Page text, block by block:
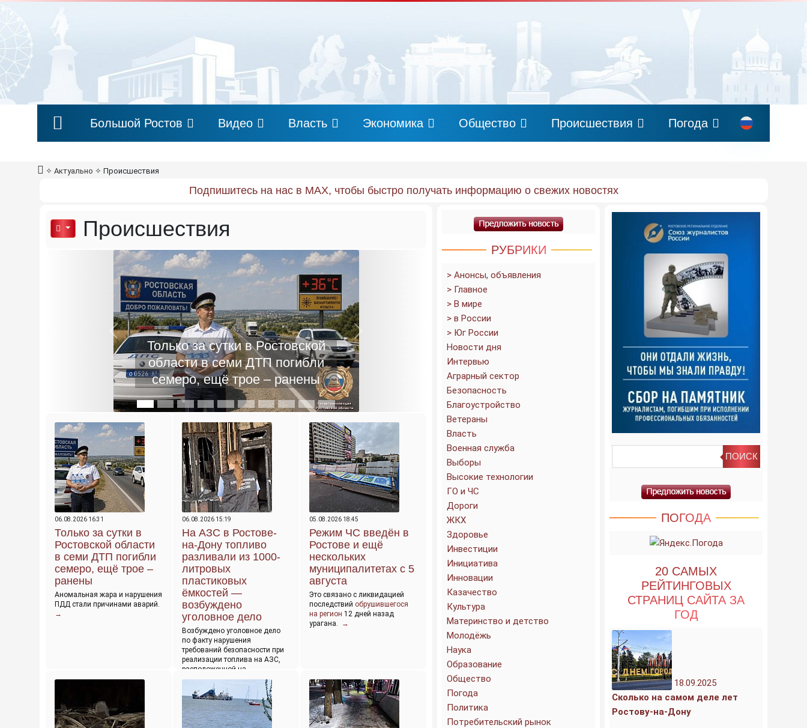
Большой Ростов Видео Власть Экономика Общество Происшествия Погода
✧ Актуально ✧ Происшествия
Подпишитесь на нас в MAX, чтобы быстро получать информацию о свежих новостях
Происшествия
На АЗС в Ростове-на-Дону
топливо разливали из 1000-
литровых пластиковых ёмкостей
— возбуждено уголовное дело
Previous Next
06.08.2026 16:31
Только за сутки в
Ростовской области
в семи ДТП погибли
семеро, ещё трое –
ранены
Аномальная жара и нарушения
ПДД стали причинами аварий.
→
06.08.2026 15:19
На АЗС в Ростове-
на-Дону топливо
разливали из 1000-
литровых
пластиковых
ёмкостей —
возбуждено
уголовное дело
Возбуждено уголовное дело
по факту нарушения
требований безопасности при
реализации топлива на АЗС,
расположенной на
05.08.2026 18:45
Режим ЧС введён в
Ростове и ещё
нескольких
муниципалитетах с 5
августа
Это связано с ликвидацией
последствий обрушившегося
на регион 12 дней назад
урагана.
→
РУБРИКИ
> Анонсы, объявления
> Главное
> В мире
> в России
> Юг России
Новости дня
Интервью
Аграрный сектор
Безопасность
Благоустройство
Ветераны
Власть
Военная служба
Выборы
Высокие технологии
ГО и ЧС
Дороги
ЖКХ
Здоровье
Инвестиции
Инициатива
Инновации
Казачество
Культура
Материнство и детство
Молодёжь
Наука
Образование
Общество
Погода
Политика
Потребительский рынок
ПОГОДА
20 САМЫХ
РЕЙТИНГОВЫХ
СТРАНИЦ САЙТА ЗА
ГОД
18.09.2025
Сколько на самом деле лет
Ростову-на-Дону